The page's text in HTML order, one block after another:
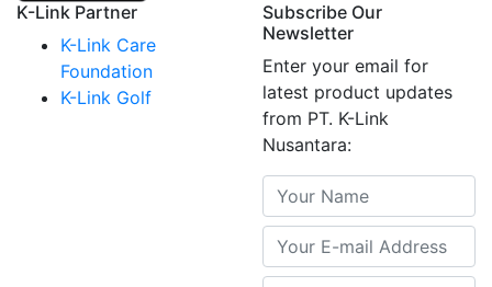
K-Link Partner
K-Link Care
Foundation
K-Link Golf
Subscribe Our
Newsletter
Enter your email for
latest product updates
from PT. K-Link
Nusantara: